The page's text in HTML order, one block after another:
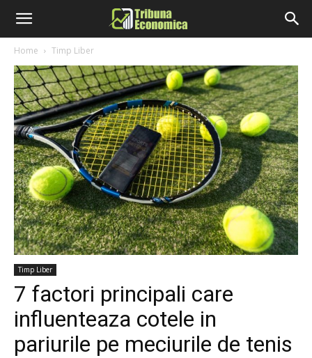
Home Timp Liber
Timp Liber
7 factori principali care
influenteaza cotele in
pariurile pe meciurile de tenis